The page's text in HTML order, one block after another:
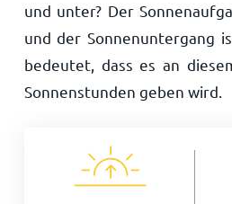
und unter? Der
und der Sonnenuntergang
bedeutet, dass es an
Sonnenstunden geben wird.